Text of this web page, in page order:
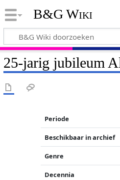
B&G Wiki
25-jarig jubileum
Periode
Beschikbaar in archief
Genre
Decennia